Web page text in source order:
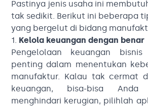
Pastinya jenis usaha ini
tak sedikit. Berikut ini beberapa
yang bergelut di bidang
1. Kelola keuangan dengan benar
Pengelolaan keuangan
penting dalam menentukan
manufaktur. Kalau tak cermat
keuangan, bisa-bisa Anda
menghindari kerugian, pilihlah